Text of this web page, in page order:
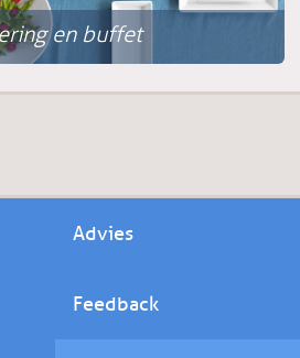
en buffet
Advies
Feedback